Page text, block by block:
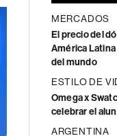
MERCADOS
El precio del
América
del mundo
ESTILO DE
Omega x
celebrar el
ARGENTINA